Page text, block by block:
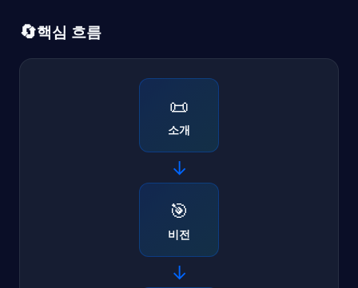
🔄핵심 흐름
📜
소개
→
🎯
비전
→